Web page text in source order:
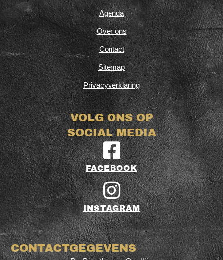
Agenda
Over ons
Contact
Sitemap
Privacyverklaring
VOLG ONS OP
SOCIAL MEDIA
FACEBOOK
INSTAGRAM
CONTACTGEGEVENS